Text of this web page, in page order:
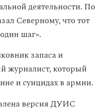
деятельности. По
Северному, что тот
шаг».
запаса и
журналист, который
и суицидах в армии.
версия ДУИС